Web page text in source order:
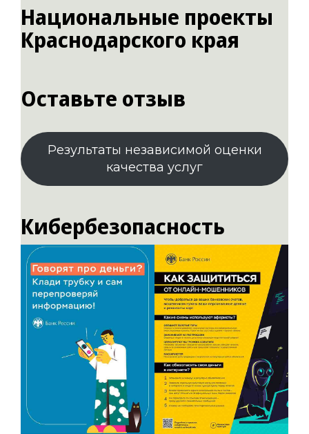
Национальные проекты
Краснодарского края
Оставьте отзыв
Результаты независимой оценки
качества услуг
Кибербезопасность